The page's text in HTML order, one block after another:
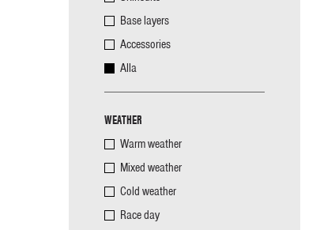
Base layers
Accessories
Alla
WEATHER
Warm weather
Mixed weather
Cold weather
Race day